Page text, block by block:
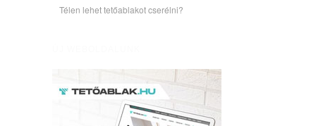
Télen lehet tetőablakot cserélni?